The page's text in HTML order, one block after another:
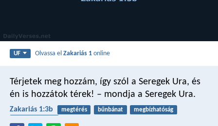
UF Olvassa elZakariás 1 online
Térjetek meg hozzám, így szól a Seregek Ura, és
én is hozzátok térek! – mondja a Seregek Ura.
Zakariás 1:3b megtérés bűnbánat
megbízhatóság